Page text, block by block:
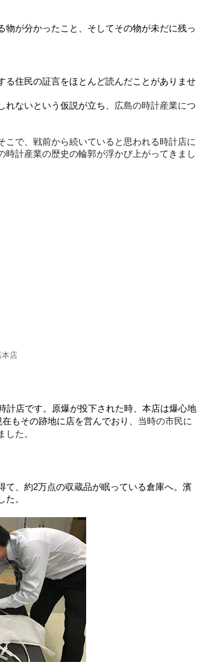
が分かったこと、そしてその物が未だに残っ
住民の証言をほとんど読んだことがありませ
ないという仮説が立ち、 広島の時計産業につ
で、戦前から続いていると思われる時計店に
計産業の歴史の輪郭が浮かび上がってきまし
店
店です。原爆が投下された時、本店は爆心地
もその跡地に店を営んでおり、 当時の市民に
た。
、約2万点の収蔵品が眠っている倉庫へ。濱
。